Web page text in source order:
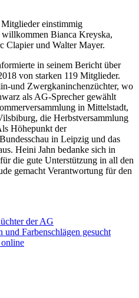
einstimmig
Bianca Kreyska,
Clapier und Walter Mayer.
in seinem Bericht über
von starken 119 Mitglieder.
und Zwergkaninchenzüchter, wo
als AG-Sprecher gewählt
in Mittelstadt,
die Herbstversammlung
Höhepunkt der
in Leipzig und das
Heini Jahn bedanke sich in
die gute Unterstützung in all den
gemacht Verantwortung für den
der AG
und Farbenschlägen gesucht